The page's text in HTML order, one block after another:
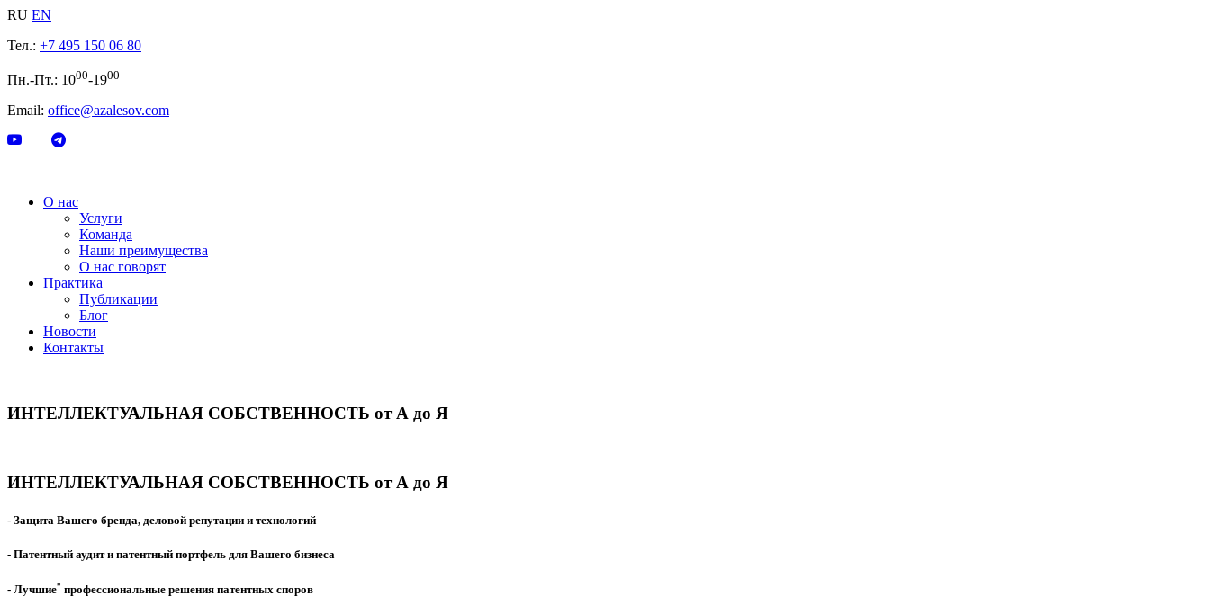
RU EN
Тел.: +7 495 150 06 80
Пн.-Пт.: 1000-1900
Email: office@azalesov.com
О нас
Услуги
Команда
Наши преимущества
О нас говорят
Практика
Публикации
Блог
Новости
Контакты
ИНТЕЛЛЕКТУАЛЬНАЯ СОБСТВЕННОСТЬ от А до Я
ИНТЕЛЛЕКТУАЛЬНАЯ СОБСТВЕННОСТЬ от А до Я
- Защита Вашего бренда, деловой репутации и технологий
- Патентный аудит и патентный портфель для Вашего бизнеса
- Лучшие* профессиональные решения патентных споров